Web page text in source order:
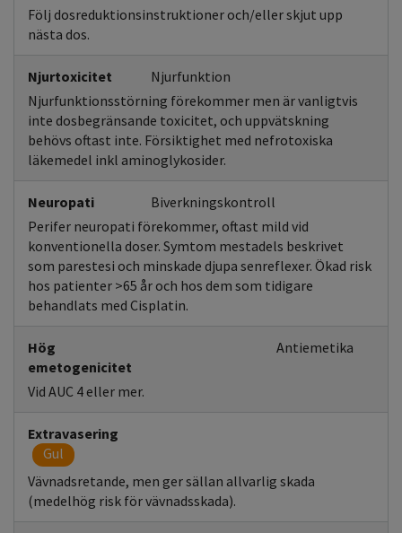
Följ dosreduktionsinstruktioner och/eller skjut upp
nästa dos.
Njurtoxicitet
Njurfunktion
Njurfunktionsstörning förekommer men är vanligtvis
inte dosbegränsande toxicitet, och uppvätskning
behövs oftast inte. Försiktighet med nefrotoxiska
läkemedel inkl aminoglykosider.
Neuropati
Biverkningskontroll
Perifer neuropati förekommer, oftast mild vid
konventionella doser. Symtom mestadels beskrivet
som parestesi och minskade djupa senreflexer. Ökad risk
hos patienter >65 år och hos dem som tidigare
behandlats med Cisplatin.
Hög
emetogenicitet
Antiemetika
Vid AUC 4 eller mer.
Extravasering
Gul
Vävnadsretande, men ger sällan allvarlig skada
(medelhög risk för vävnadsskada).